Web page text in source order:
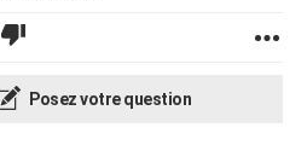
Posez votre question